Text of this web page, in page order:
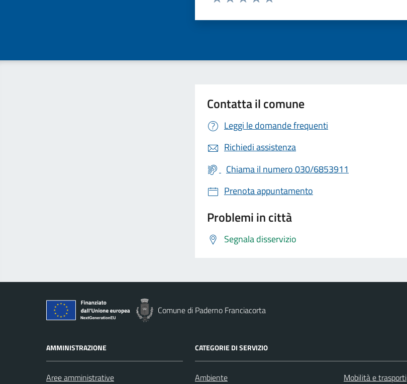
Contatta il comune
Leggi le domande frequenti
Richiedi assistenza
Chiama il numero 030/6853911
Prenota appuntamento
Problemi in città
Segnala disservizio
Comune di Paderno Franciacorta
AMMINISTRAZIONE
Aree amministrative
CATEGORIE DI SERVIZIO
Ambiente
Mobilità e trasporti